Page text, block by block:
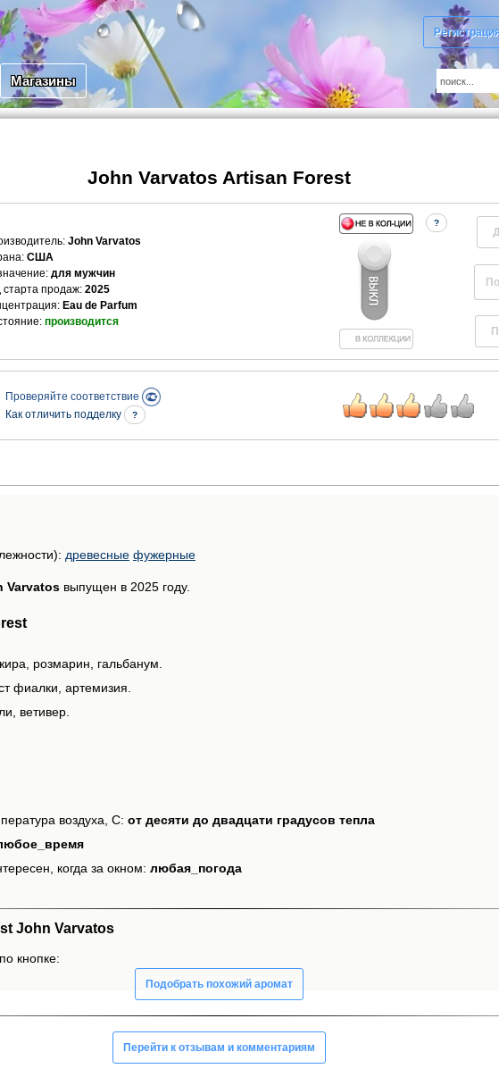
Магазины
John Varvatos Artisan Forest
: John Varvatos
США
для мужчин
старта продаж: 2025
Eau de Parfum
производится
?
Проверяйте соответствие
Как отличить подделку
?
древесные фужерные
Varvatos выпущен в 2025 году.
розмарин, гальбанум.
фиалки, артемизия.
ветивер.
воздуха, С: от десяти до двадцати градусов тепла
когда за окном: любая_погода
John Varvatos
кнопке:
Подобрать похожий аромат
Перейти к отзывам и комментариям